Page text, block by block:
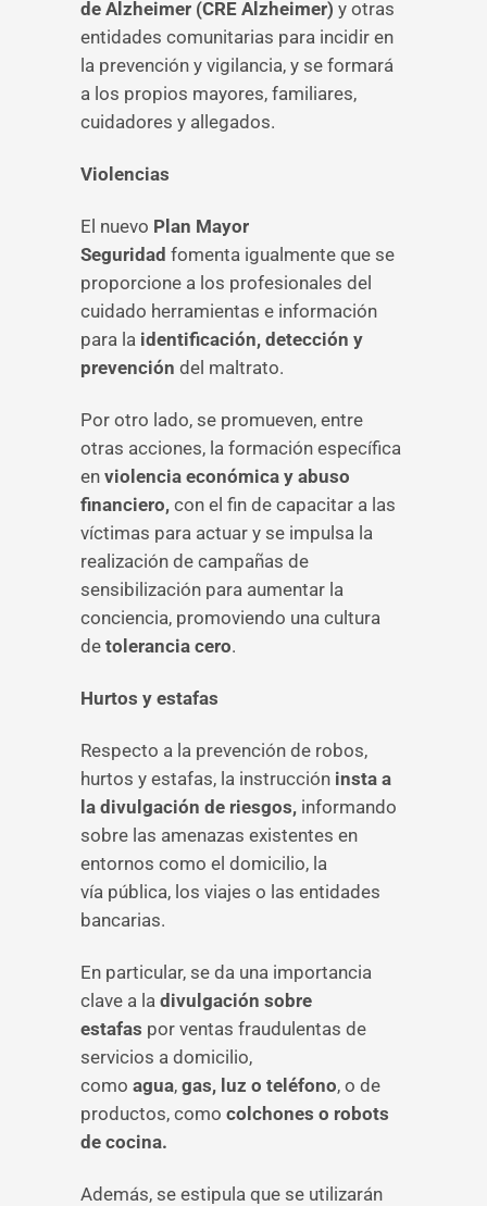
de Alzheimer (CRE Alzheimer) y otras
entidades comunitarias para incidir en
la prevención y vigilancia, y se formará
a los propios mayores, familiares,
cuidadores y allegados.
Violencias
El nuevo Plan Mayor
Seguridad fomenta igualmente que se
proporcione a los profesionales del
cuidado herramientas e información
para la identificación, detección y
prevención del maltrato.
Por otro lado, se promueven, entre
otras acciones, la formación específica
en violencia económica y abuso
financiero, con el fin de capacitar a las
víctimas para actuar y se impulsa la
realización de campañas de
sensibilización para aumentar la
conciencia, promoviendo una cultura
de tolerancia cero.
Hurtos y estafas
Respecto a la prevención de robos,
hurtos y estafas, la instrucción insta a
la divulgación de riesgos, informando
sobre las amenazas existentes en
entornos como el domicilio, la
vía pública, los viajes o las entidades
bancarias.
En particular, se da una importancia
clave a la divulgación sobre
estafas por ventas fraudulentas de
servicios a domicilio,
como agua, gas, luz o teléfono, o de
productos, como colchones o robots
de cocina.
Además, se estipula que se utilizarán